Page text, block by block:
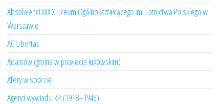
Absolwenci XXXIX Liceum Ogólnokształcącego im. Lotnictwa Polskiego w
Warszawie
AC Libertas
Adamów (gmina w powiecie łukowskim)
Afery w sporcie
Agenci wywiadu RP (1918–1945)